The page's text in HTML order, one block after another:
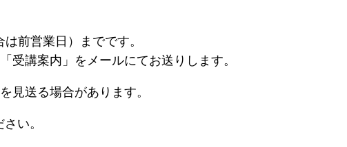
前営業日）までです。
受講案内」をメールにてお送りします。
見送る場合があります。
い。